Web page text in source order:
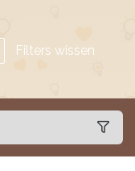
Filters wissen